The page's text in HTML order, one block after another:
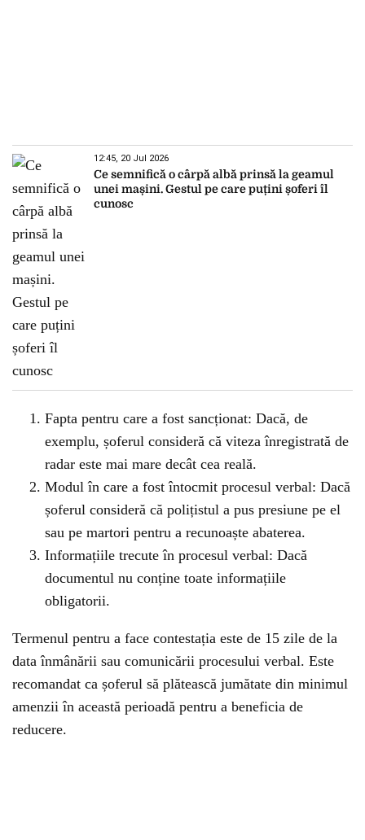
12:45, 20 Jul 2026
Ce semnifică o cârpă albă prinsă la geamul
unei mașini. Gestul pe care puțini șoferi îl
cunosc
Fapta pentru care a fost sancționat: Dacă, de
exemplu, șoferul consideră că viteza înregistrată de
radar este mai mare decât cea reală.
Modul în care a fost întocmit procesul verbal: Dacă
șoferul consideră că polițistul a pus presiune pe el
sau pe martori pentru a recunoaște abaterea.
Informațiile trecute în procesul verbal: Dacă
documentul nu conține toate informațiile
obligatorii.
Termenul pentru a face contestația este de 15 zile de la
data înmânării sau comunicării procesului verbal. Este
recomandat ca șoferul să plătească jumătate din minimul
amenzii în această perioadă pentru a beneficia de
reducere.